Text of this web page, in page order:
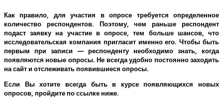
Как правило, для участия в опросе требуется определенное
количество респондентов. Поэтому, чем раньше респондент
подаст заявку на участие в опросе, тем больше шансов, что
исследовательская компания пригласит именно его.Чтобы быть
первым при записи — респонденту необходимо знать, когда
появляются новые опросы. Не всегда удобно постоянно заходить
на сайт и отслеживать появившиеся опросы.
Если Вы хотите всегда быть в курсе появляющихся новых
опросов, пройдите по ссылке ниже.